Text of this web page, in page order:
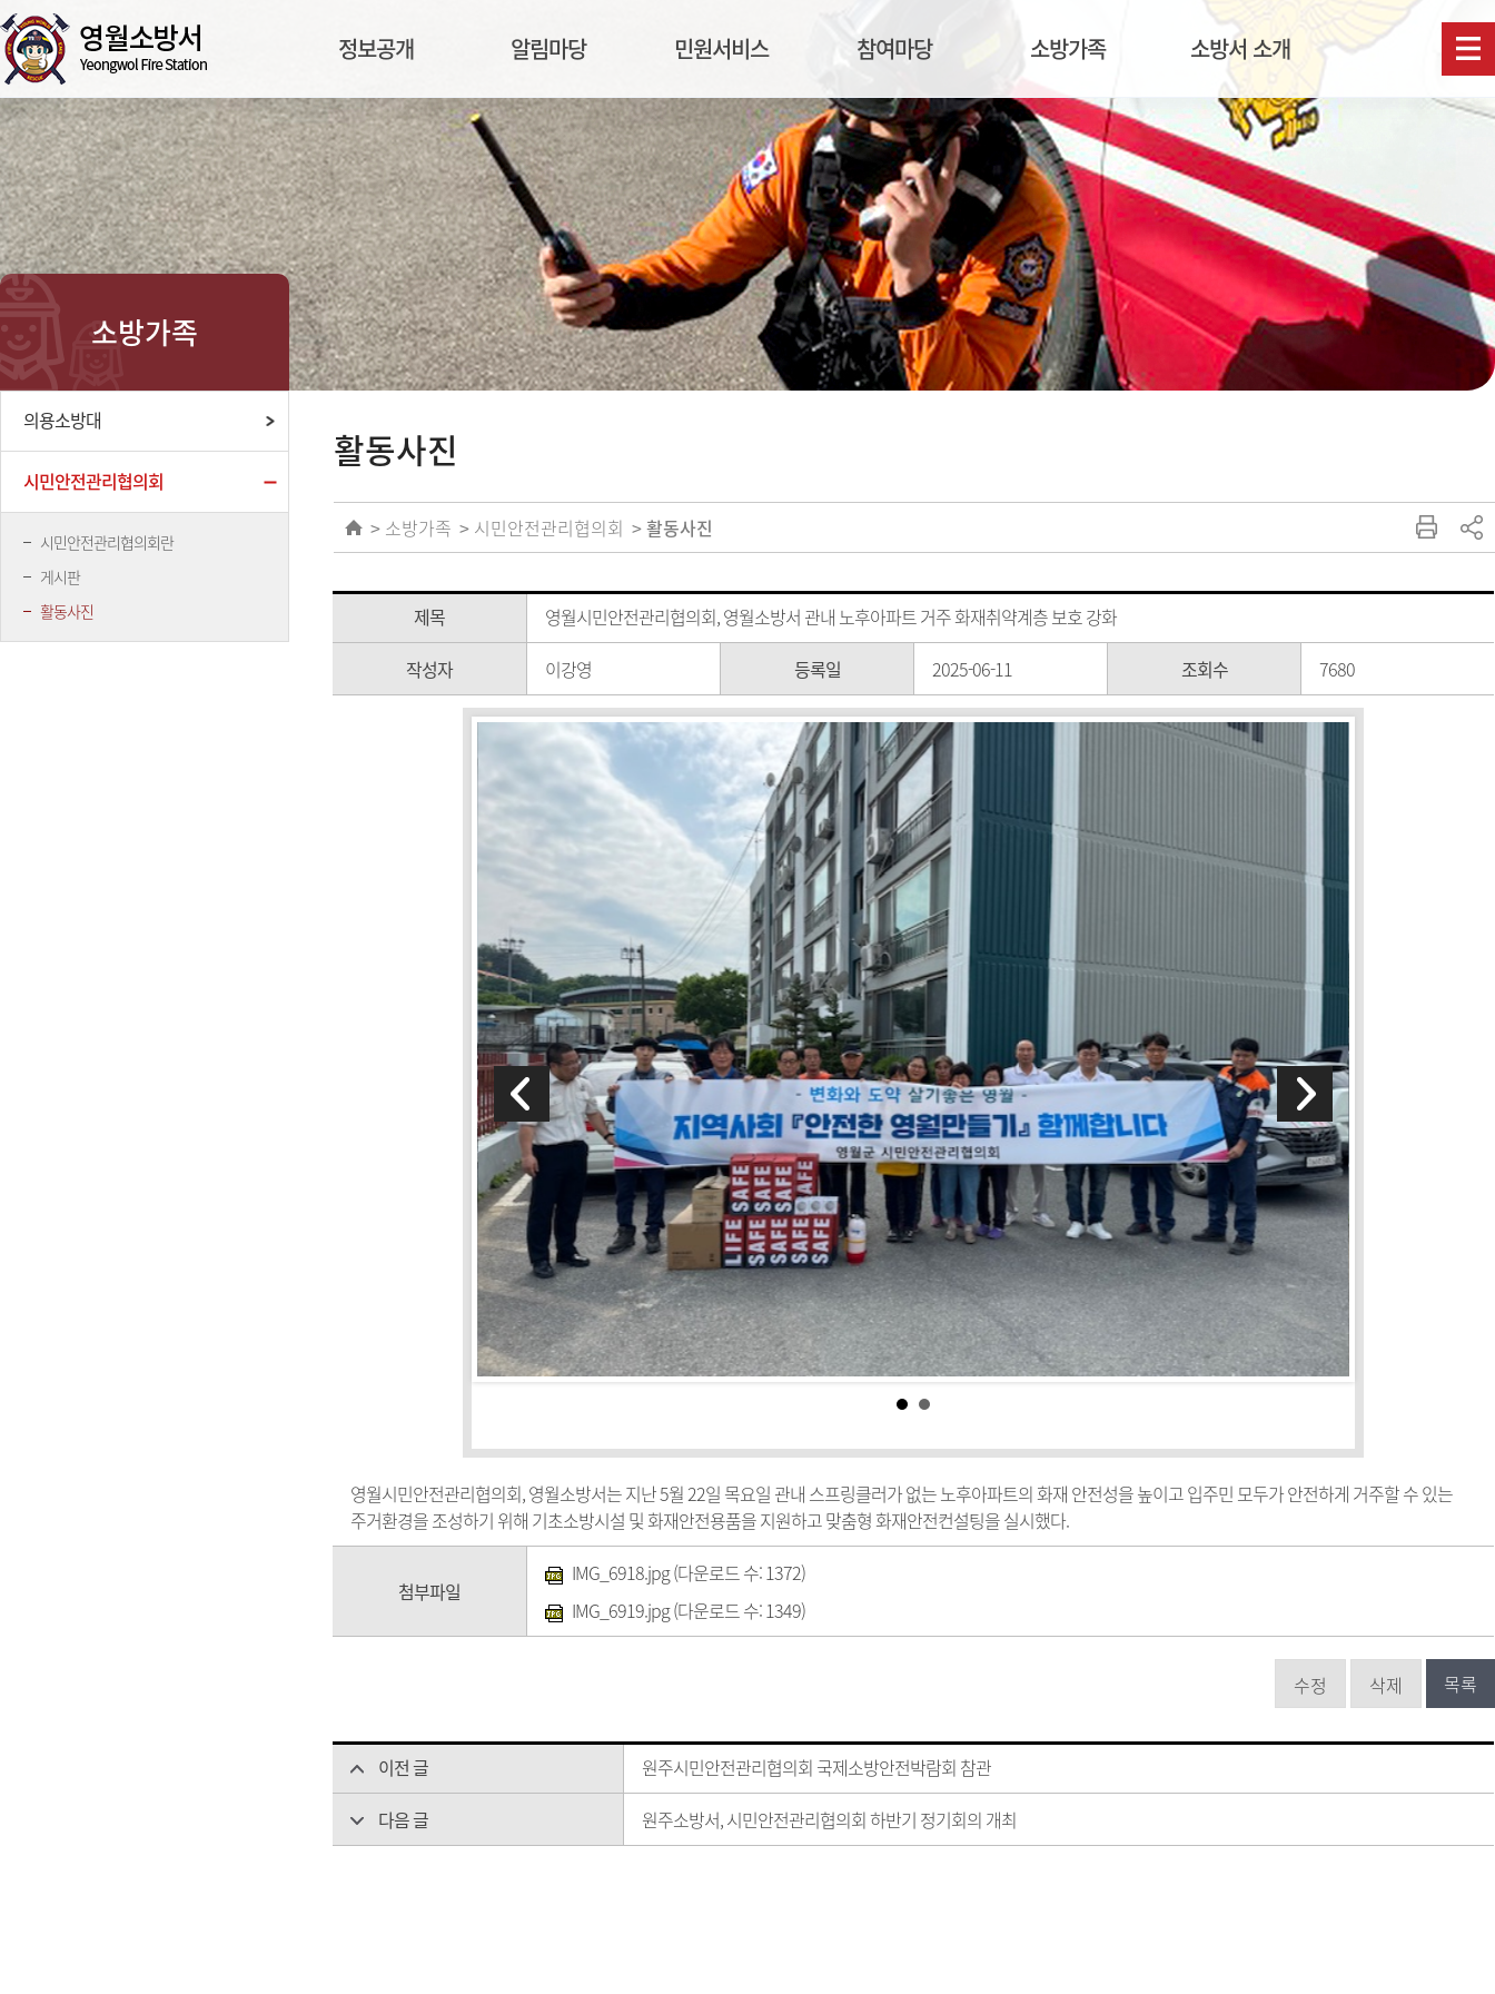
정보공개 알림마당 민원서비스 참여마당 소방가족 소방서 소개
소방가족
의용소방대
시민안전관리협의회
시민안전관리협의회란
게시판
활동사진
활동사진
소방가족 시민안전관리협의회 활동사진
제목
영월시민안전관리협의회, 영월소방서 관내 노후아파트 거주 화재취약계층 보호 강화
작성자
이강영 등록일 2025-06-11 조회수 7680
영월시민안전관리협의회, 영월소방서는 지난 5월 22일 목요일 관내 스프링클러가 없는 노후아파트의 화재 안전성을 높이고 입주민 모두가 안전하게 거주할 수 있는
주거환경을 조성하기 위해 기초소방시설 및 화재안전용품을 지원하고 맞춤형 화재안전컨설팅을 실시했다.
첨부파일
IMG_6918.jpg(다운로드 수: 1372)
IMG_6919.jpg(다운로드 수: 1349)
수정 삭제 목록
이전 글
원주시민안전관리협의회 국제소방안전박람회 참관
다음 글
원주소방서, 시민안전관리협의회 하반기 정기회의 개최